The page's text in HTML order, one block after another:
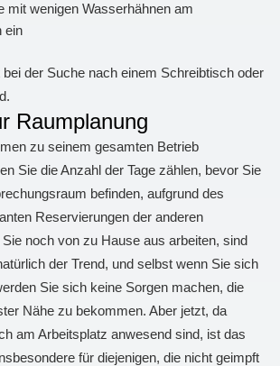
mit wenigen Wasserhähnen am
ein
der Suche nach einem Schreibtisch oder
Raumplanung
zu seinem gesamten Betrieb
Sie die Anzahl der Tage zählen, bevor Sie
befinden, aufgrund des
Reservierungen der anderen
noch von zu Hause aus arbeiten, sind
der Trend, und selbst wenn Sie sich
Sie sich keine Sorgen machen, die
Nähe zu bekommen. Aber jetzt, da
am Arbeitsplatz anwesend sind, ist das
für diejenigen, die nicht geimpft